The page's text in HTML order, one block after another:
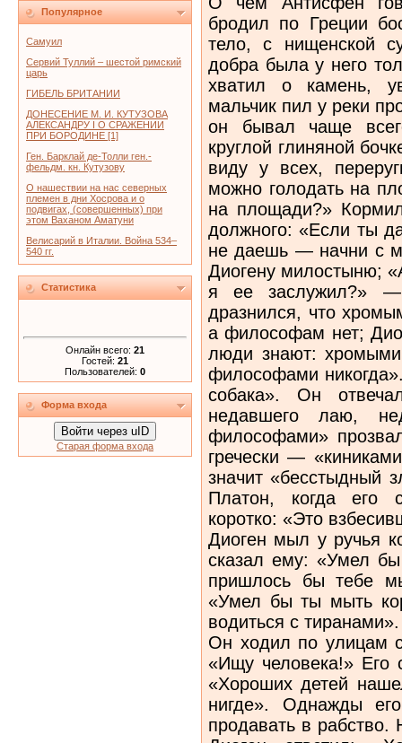
Популярное
Самуил
Сервий Туллий – шестой римский
царь
ГИБЕЛЬ БРИТАНИИ
ДОНЕСЕНИЕ М. И. КУТУЗОВА
АЛЕКСАНДРУ I О СРАЖЕНИИ
ПРИ БОРОДИНЕ [1]
Ген. Барклай де-Толли ген.-
фельдм. кн. Кутузову
О нашествии на нас северных
племен в дни Хосрова и о
подвигах, (совершенных) при
этом Ваханом Аматуни
Велисарий в Италии. Война 534–
540 гг.
Статистика
Онлайн всего: 21
Гостей: 21
Пользователей: 0
Форма входа
Войти через uID
Старая форма входа
бродил по Греции
тело, с нищенской
добра была у него
хватил о камень,
мальчик пил у реки
он бывал чаще
круглой глиняной
виду у всех,
можно голодать на
на площади?»
должного: «Если ты
не даешь — начни с
Диогену милостыню;
я ее заслужил?» —
дразнился, что
а философам нет;
люди знают:
философами
собака». Он
недавшего лаю,
философами»
гречески —
значит «бесстыдный
Платон, когда его
коротко: «Это
Диоген мыл у ручья
сказал ему: «Умел
пришлось бы тебе
«Умел бы ты мыть
водиться с тиранами».
Он ходил по улицам
«Ищу человека!»
«Хороших детей
нигде». Однажды
продавать в рабство.